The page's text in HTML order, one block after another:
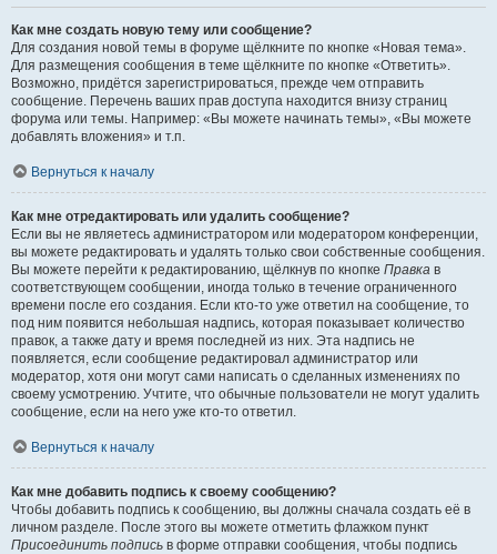
Как мне создать новую тему или сообщение?
Для создания новой темы в форуме щёлкните по кнопке «Новая тема».
Для размещения сообщения в теме щёлкните по кнопке «Ответить».
Возможно, придётся зарегистрироваться, прежде чем отправить
сообщение. Перечень ваших прав доступа находится внизу страниц
форума или темы. Например: «Вы можете начинать темы», «Вы можете
добавлять вложения» и т.п.
Вернуться к началу
Как мне отредактировать или удалить сообщение?
Если вы не являетесь администратором или модератором конференции,
вы можете редактировать и удалять только свои собственные сообщения.
Вы можете перейти к редактированию, щёлкнув по кнопке Правка в
соответствующем сообщении, иногда только в течение ограниченного
времени после его создания. Если кто-то уже ответил на сообщение, то
под ним появится небольшая надпись, которая показывает количество
правок, а также дату и время последней из них. Эта надпись не
появляется, если сообщение редактировал администратор или
модератор, хотя они могут сами написать о сделанных изменениях по
своему усмотрению. Учтите, что обычные пользователи не могут удалить
сообщение, если на него уже кто-то ответил.
Вернуться к началу
Как мне добавить подпись к своему сообщению?
Чтобы добавить подпись к сообщению, вы должны сначала создать её в
личном разделе. После этого вы можете отметить флажком пункт
Присоединить подпись в форме отправки сообщения, чтобы подпись